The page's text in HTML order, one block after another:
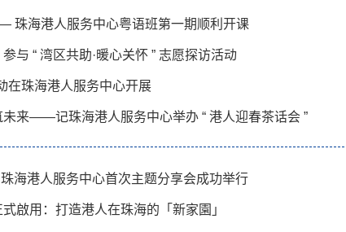
珠海港人服务中心粤语班第一期顺利开课
与 “ 湾区共助·暖心关怀 ” 志愿探访活动
在珠海港人服务中心开展
来——记珠海港人服务中心举办 “ 港人迎春茶话会 ”
海港人服务中心首次主题分享会成功举行
啟用：打造港人在珠海的「新家園」